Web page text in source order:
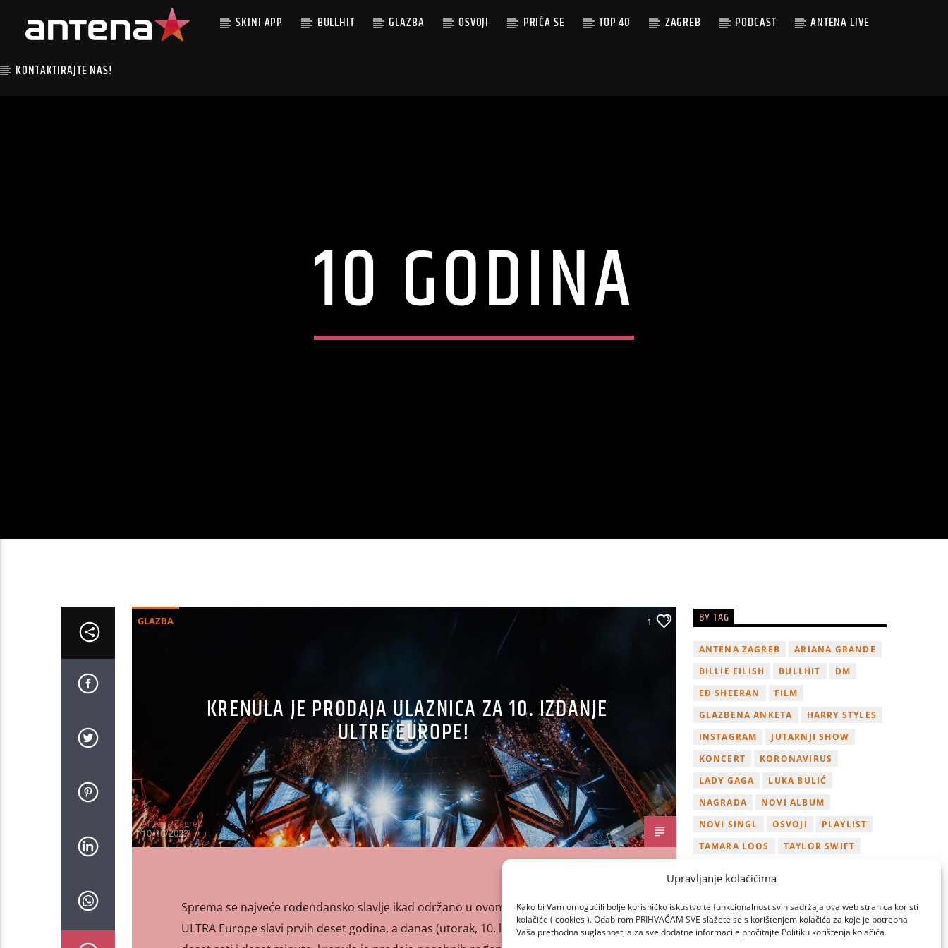
Upravljanje kolačićima
Kako bi Vam omogućili bolje korisničko iskustvo te funkcionalnost svih sadržaja ova web stranica koristi
kolačiće ( cookies ). Odabirom PRIHVAĆAM SVE slažete se s korištenjem kolačića za koje je potrebna
Vaša prethodna suglasnost, a za sve dodatne informacije pročitajte Politiku korištenja kolačića.
SKINI APP BULLHIT GLAZBA OSVOJI PRIČA SE TOP 40 ZAGREB PODCAST ANTENA LIVE
KONTAKTIRAJTE NAS!
10 GODINA
GLAZBA 1
KRENULA JE PRODAJA ULAZNICA ZA 10. IZDANJE
ULTRE EUROPE!
Antena Zagreb
10/10/2023
Sprema se najveće rođendansko slavlje ikad održano u ovom dijelu Europe! Festival
ULTRA Europe slavi prvih deset godina, a danas (utorak, 10. listopada), točno u
BY TAG
ANTENA ZAGREB
ARIANA GRANDE
BILLIE EILISH
BULLHIT
DM
ED SHEERAN
FILM
GLAZBENA ANKETA
HARRY STYLES
INSTAGRAM
JUTARNJI SHOW
KONCERT
KORONAVIRUS
LADY GAGA
LUKA BULIĆ
NAGRADA
NOVI ALBUM
NOVI SINGL
OSVOJI
PLAYLIST
TAMARA LOOS
TAYLOR SWIFT